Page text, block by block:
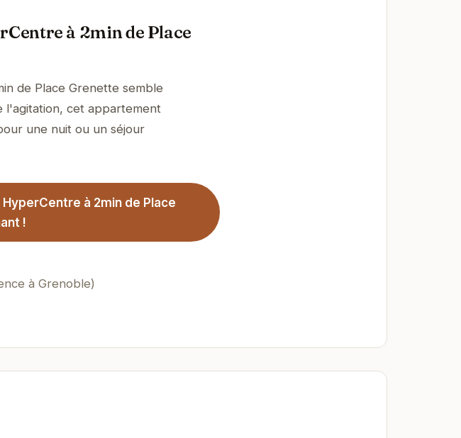
à 2min de Place
de Place Grenette semble
l'agitation, cet appartement
une nuit ou un séjour
à 2min de Place
!
à Grenoble)